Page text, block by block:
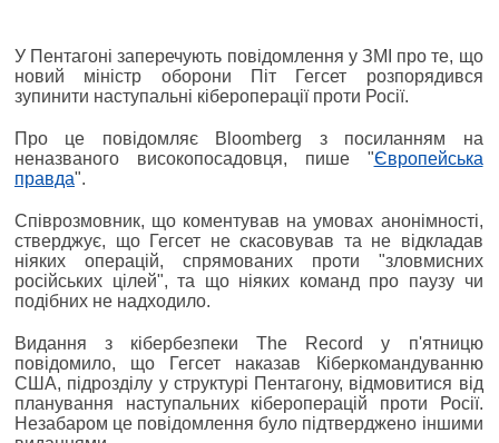
У Пентагоні заперечують повідомлення у ЗМІ про те, що
новий міністр оборони Піт Гегсет розпорядився
зупинити наступальні кібероперації проти Росії.
Про це повідомляє Bloomberg з посиланням на
неназваного високопосадовця, пише "Європейська
правда".
Співрозмовник, що коментував на умовах анонімності,
стверджує, що Гегсет не скасовував та не відкладав
ніяких операцій, спрямованих проти "зловмисних
російських цілей", та що ніяких команд про паузу чи
подібних не надходило.
Видання з кібербезпеки The Record у п'ятницю
повідомило, що Гегсет наказав Кіберкомандуванню
США, підрозділу у структурі Пентагону, відмовитися від
планування наступальних кібероперацій проти Росії.
Незабаром це повідомлення було підтверджено іншими